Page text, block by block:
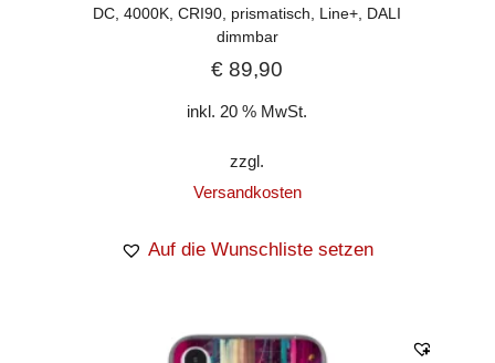
DC, 4000K, CRI90, prismatisch, Line+, DALI
dimmbar
€ 89,90
inkl. 20 % MwSt.
zzgl.
Versandkosten
Auf die Wunschliste setzen